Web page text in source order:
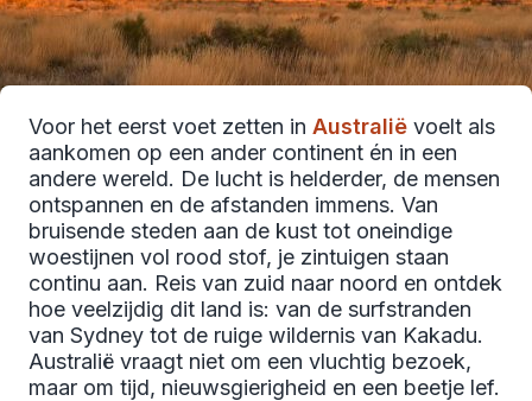
Voor het eerst voet zetten in Australië voelt als
aankomen op een ander continent én in een
andere wereld. De lucht is helderder, de mensen
ontspannen en de afstanden immens. Van
bruisende steden aan de kust tot oneindige
woestijnen vol rood stof, je zintuigen staan
continu aan. Reis van zuid naar noord en ontdek
hoe veelzijdig dit land is: van de surfstranden
van Sydney tot de ruige wildernis van Kakadu.
Australië vraagt niet om een vluchtig bezoek,
maar om tijd, nieuwsgierigheid en een beetje lef.